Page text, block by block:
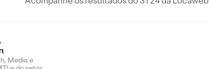
Media e